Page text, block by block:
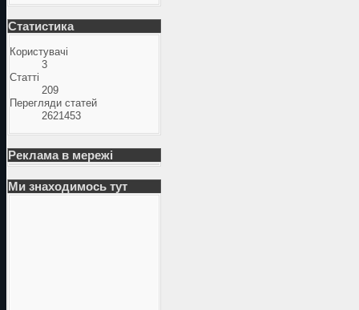
Статистика
Користувачі
3
Статті
209
Перегляди статей
2621453
Реклама в мережі
Ми знаходимось тут